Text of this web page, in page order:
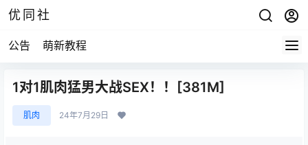
优同社
公告 萌新教程
1对1肌肉猛男大战SEX！！[381M]
肌肉 24年7月29日